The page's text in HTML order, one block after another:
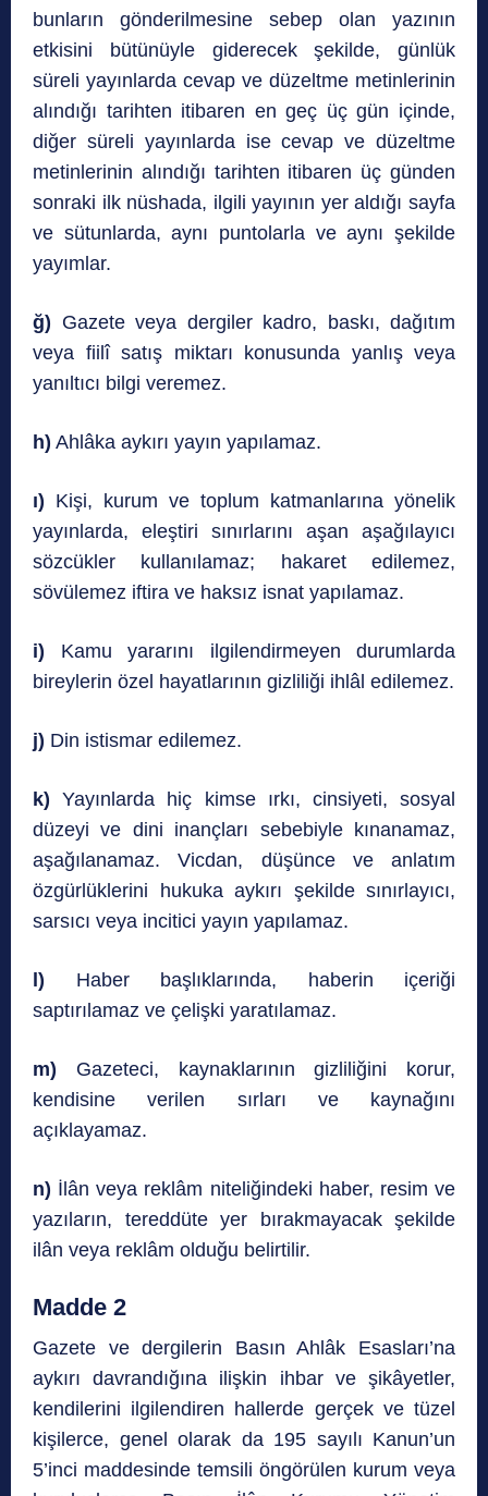
bunların gönderilmesine sebep olan yazının
etkisini bütünüyle giderecek şekilde, günlük
süreli yayınlarda cevap ve düzeltme metinlerinin
alındığı tarihten itibaren en geç üç gün içinde,
diğer süreli yayınlarda ise cevap ve düzeltme
metinlerinin alındığı tarihten itibaren üç günden
sonraki ilk nüshada, ilgili yayının yer aldığı sayfa
ve sütunlarda, aynı puntolarla ve aynı şekilde
yayımlar.
ğ) Gazete veya dergiler kadro, baskı, dağıtım
veya fiilî satış miktarı konusunda yanlış veya
yanıltıcı bilgi veremez.
h) Ahlâka aykırı yayın yapılamaz.
ı) Kişi, kurum ve toplum katmanlarına yönelik
yayınlarda, eleştiri sınırlarını aşan aşağılayıcı
sözcükler kullanılamaz; hakaret edilemez,
sövülemez iftira ve haksız isnat yapılamaz.
i) Kamu yararını ilgilendirmeyen durumlarda
bireylerin özel hayatlarının gizliliği ihlâl edilemez.
j) Din istismar edilemez.
k) Yayınlarda hiç kimse ırkı, cinsiyeti, sosyal
düzeyi ve dini inançları sebebiyle kınanamaz,
aşağılanamaz. Vicdan, düşünce ve anlatım
özgürlüklerini hukuka aykırı şekilde sınırlayıcı,
sarsıcı veya incitici yayın yapılamaz.
l) Haber başlıklarında, haberin içeriği
saptırılamaz ve çelişki yaratılamaz.
m) Gazeteci, kaynaklarının gizliliğini korur,
kendisine verilen sırları ve kaynağını
açıklayamaz.
n) İlân veya reklâm niteliğindeki haber, resim ve
yazıların, tereddüte yer bırakmayacak şekilde
ilân veya reklâm olduğu belirtilir.
Madde 2
Gazete ve dergilerin Basın Ahlâk Esasları’na
aykırı davrandığına ilişkin ihbar ve şikâyetler,
kendilerini ilgilendiren hallerde gerçek ve tüzel
kişilerce, genel olarak da 195 sayılı Kanun’un
5’inci maddesinde temsili öngörülen kurum veya